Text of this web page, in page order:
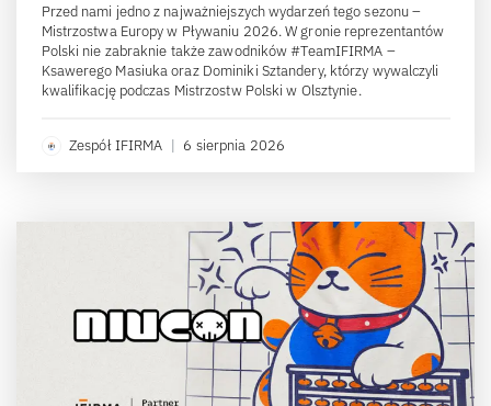
Przed nami jedno z najważniejszych wydarzeń tego sezonu –
Mistrzostwa Europy w Pływaniu 2026. W gronie reprezentantów
Polski nie zabraknie także zawodników #TeamIFIRMA –
Ksawerego Masiuka oraz Dominiki Sztandery, którzy wywalczyli
kwalifikację podczas Mistrzostw Polski w Olsztynie.
Zespół IFIRMA | 6 sierpnia 2026